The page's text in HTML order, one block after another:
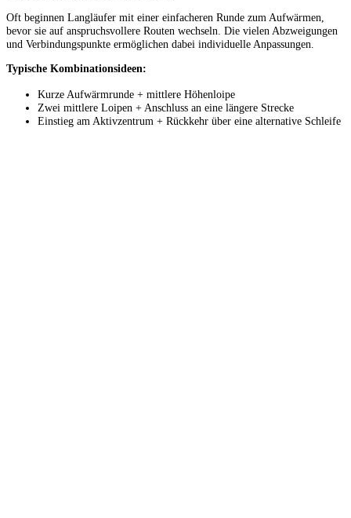
Oft beginnen Langläufer mit einer einfacheren Runde zum Aufwärmen,
bevor sie auf anspruchsvollere Routen wechseln. Die vielen Abzweigungen
und Verbindungspunkte ermöglichen dabei individuelle Anpassungen.
Typische Kombinationsideen:
Kurze Aufwärmrunde + mittlere Höhenloipe
Zwei mittlere Loipen + Anschluss an eine längere Strecke
Einstieg am Aktivzentrum + Rückkehr über eine alternative Schleife